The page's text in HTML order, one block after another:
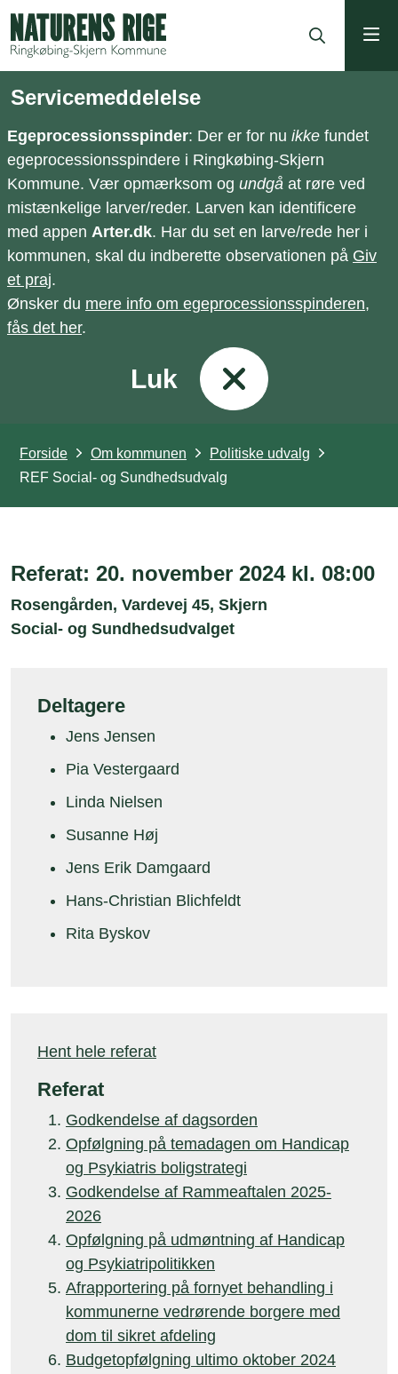
Servicemeddelelse
Egeprocessionsspinder: Der er for nu ikke fundet
egeprocessionsspindere i Ringkøbing-Skjern
Kommune. Vær opmærksom og undgå at røre ved
mistænkelige larver/reder. Larven kan identificere
med appen Arter.dk. Har du set en larve/rede her i
kommunen, skal du indberette observationen på Giv
et praj.
Ønsker du mere info om egeprocessionsspinderen,
fås det her.
Luk
Forside Om kommunen
Politiske udvalg
REF Social- og Sundhedsudvalg
Referat: 20. november 2024 kl. 08:00
Rosengården, Vardevej 45, Skjern
Social- og Sundhedsudvalget
Deltagere
Jens Jensen
Pia Vestergaard
Linda Nielsen
Susanne Høj
Jens Erik Damgaard
Hans-Christian Blichfeldt
Rita Byskov
Hent hele referat
Referat
Godkendelse af dagsorden
Opfølgning på temadagen om Handicap
og Psykiatris boligstrategi
Godkendelse af Rammeaftalen 2025-
2026
Opfølgning på udmøntning af Handicap
og Psykiatripolitikken
Afrapportering på fornyet behandling i
kommunerne vedrørende borgere med
dom til sikret afdeling
Budgetopfølgning ultimo oktober 2024